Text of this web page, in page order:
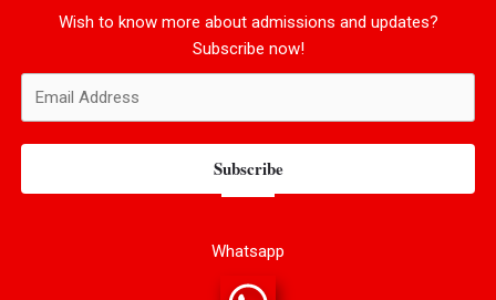
Wish to know more about admissions and updates?
Subscribe now!
Subscribe
Whatsapp